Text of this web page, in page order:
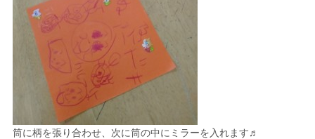
筒に柄を張り合わせ、次に筒の中にミラーを入れます♬